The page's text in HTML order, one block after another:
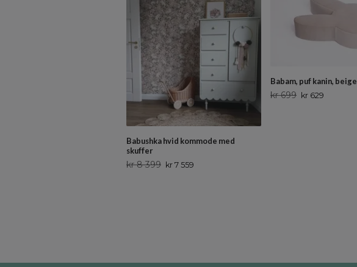
Babushka hvid kommode med
skuffer
kr 8 399 kr 7 559
Babam, puf kanin, beige
kr 699 kr 629